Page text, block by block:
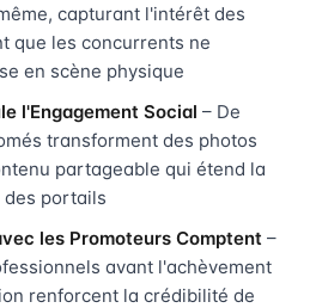
capturant l'intérêt des
que les concurrents ne
en scène physique
l'Engagement Social – De
transforment des photos
partageable qui étend la
portails
les Promoteurs Comptent –
avant l'achèvement
renforcent la crédibilité de